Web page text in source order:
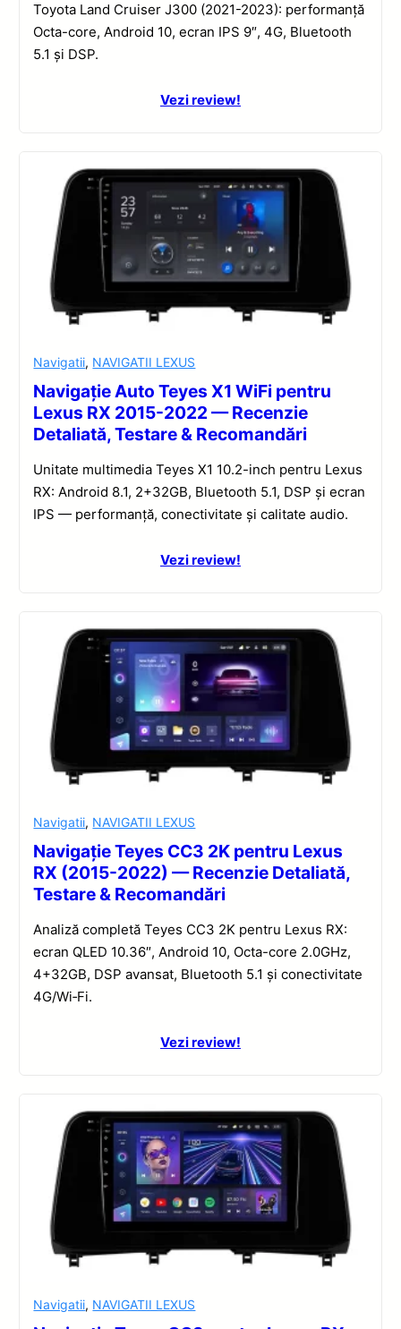
Toyota Land Cruiser J300 (2021-2023): performanță
Octa-core, Android 10, ecran IPS 9″, 4G, Bluetooth
5.1 și DSP.
Vezi review!
Navigatii, NAVIGATII LEXUS
Navigație Auto Teyes X1 WiFi pentru
Lexus RX 2015-2022 — Recenzie
Detaliată, Testare & Recomandări
Unitate multimedia Teyes X1 10.2-inch pentru Lexus
RX: Android 8.1, 2+32GB, Bluetooth 5.1, DSP și ecran
IPS — performanță, conectivitate și calitate audio.
Vezi review!
Navigatii, NAVIGATII LEXUS
Navigație Teyes CC3 2K pentru Lexus
RX (2015-2022) — Recenzie Detaliată,
Testare & Recomandări
Analiză completă Teyes CC3 2K pentru Lexus RX:
ecran QLED 10.36″, Android 10, Octa-core 2.0GHz,
4+32GB, DSP avansat, Bluetooth 5.1 și conectivitate
4G/Wi‑Fi.
Vezi review!
Navigatii, NAVIGATII LEXUS